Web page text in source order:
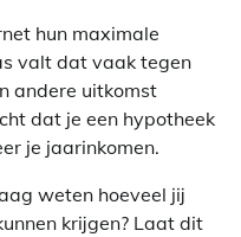
hun maximale
valt dat vaak tegen
andere uitkomst
dat je een hypotheek
je jaarinkomen.
weten hoeveel jij
krijgen? Laat dit